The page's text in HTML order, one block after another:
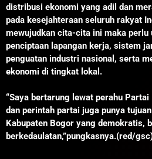
distribusi ekonomi yang adil dan
pada kesejahteraan seluruh rakyat
mewujudkan cita-cita ini maka perlu
penciptaan lapangan kerja, sistem
penguatan industri nasional, serta
ekonomi di tingkat lokal.
“Saya bertarung lewat perahu
dan perintah partai juga punya
Kabupaten Bogor yang demokratis,
berkedaulatan,”pungkasnya.(red/